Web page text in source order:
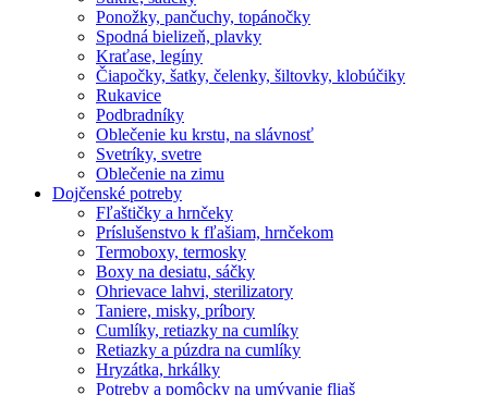
Ponožky, pančuchy, topánočky
Spodná bielizeň, plavky
Kraťase, legíny
Čiapočky, šatky, čelenky, šiltovky, klobúčiky
Rukavice
Podbradníky
Oblečenie ku krstu, na slávnosť
Svetríky, svetre
Oblečenie na zimu
Dojčenské potreby
Fľaštičky a hrnčeky
Príslušenstvo k fľašiam, hrnčekom
Termoboxy, termosky
Boxy na desiatu, sáčky
Ohrievace lahvi, sterilizatory
Taniere, misky, príbory
Cumlíky, retiazky na cumlíky
Retiazky a púzdra na cumlíky
Hryzátka, hrkálky
Potreby a pomôcky na umývanie fliaš